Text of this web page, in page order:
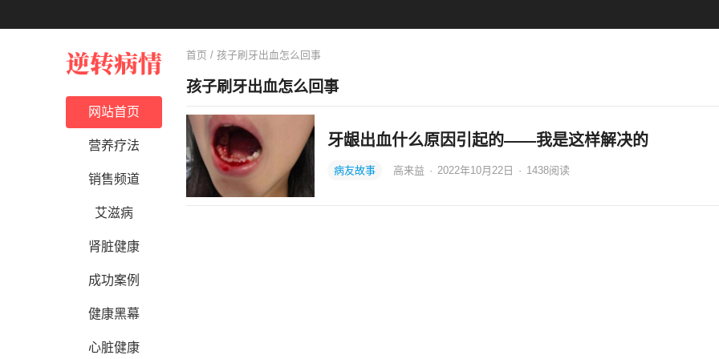
网站首页
营养疗法
销售频道
艾滋病
肾脏健康
成功案例
健康黑幕
心脏健康
首页 / 孩子刷牙出血怎么回事
孩子刷牙出血怎么回事
牙龈出血什么原因引起的——我是这样解决的
病友故事 高来益 · 2022年10月22日 · 1438阅读